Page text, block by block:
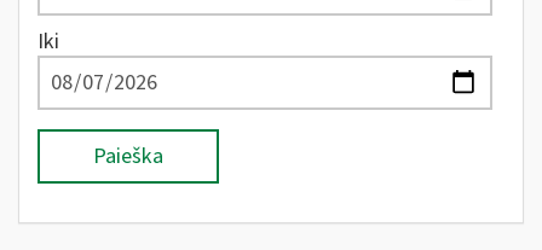
Iki
Paieška